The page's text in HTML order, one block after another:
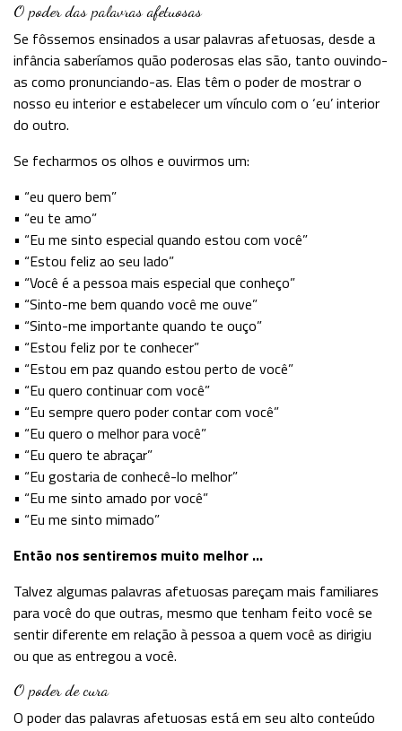
O poder das palavras afetuosas
Se fôssemos ensinados a usar palavras afetuosas, desde a
infância saberíamos quão poderosas elas são, tanto ouvindo-
as como pronunciando-as. Elas têm o poder de mostrar o
nosso eu interior e estabelecer um vínculo com o ‘eu’ interior
do outro.
Se fecharmos os olhos e ouvirmos um:
• “eu quero bem”
• “eu te amo”
• “Eu me sinto especial quando estou com você”
• “Estou feliz ao seu lado”
• “Você é a pessoa mais especial que conheço”
• “Sinto-me bem quando você me ouve”
• “Sinto-me importante quando te ouço”
• “Estou feliz por te conhecer”
• “Estou em paz quando estou perto de você”
• “Eu quero continuar com você”
• “Eu sempre quero poder contar com você”
• “Eu quero o melhor para você”
• “Eu quero te abraçar”
• “Eu gostaria de conhecê-lo melhor”
• “Eu me sinto amado por você”
• “Eu me sinto mimado”
Então nos sentiremos muito melhor …
Talvez algumas palavras afetuosas pareçam mais familiares
para você do que outras, mesmo que tenham feito você se
sentir diferente em relação à pessoa a quem você as dirigiu
ou que as entregou a você.
O poder de cura
O poder das palavras afetuosas está em seu alto conteúdo